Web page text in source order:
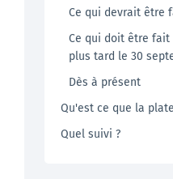
Ce qui devrait être
Ce qui doit être
plus tard le 30
Dès à présent
Qu'est ce que la
Quel suivi ?